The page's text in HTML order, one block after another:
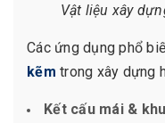
Vật liệu xây
Các ứng dụng phổ
kẽm trong xây dựng
Kết cấu mái &